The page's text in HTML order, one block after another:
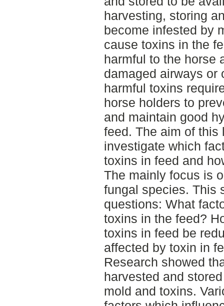
harvesting, storing
become infested by
cause toxins in the
harmful to the horse
damaged airways or
harmful toxins
horse holders to
and maintain good
feed. The aim of this
investigate which
toxins in feed and
The mainly focus is
fungal species. This
questions: What
toxins in the feed?
toxins in feed be
affected by toxin in
Research showed
harvested and
mold and toxins.